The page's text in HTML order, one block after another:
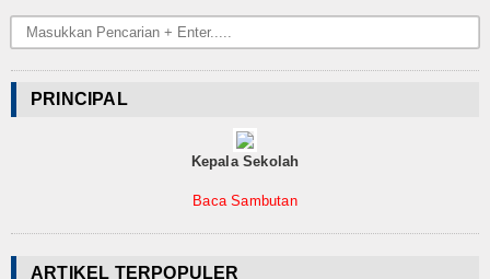
Video
Album Foto
Alumni
PRINCIPAL
Kepala Sekolah
Baca Sambutan
ARTIKEL TERPOPULER